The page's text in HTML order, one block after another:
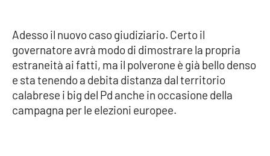
EDIZIONI
LOCALI
Catanzaro
Crotone
Adesso il nuovo caso giudiziario. Certo il
governatore avrà modo di dimostrare la propria
estraneità ai fatti, ma il polverone è già bello denso
e sta tenendo a debita distanza dal territorio
calabrese i big del Pd anche in occasione della
campagna per le elezioni europee.